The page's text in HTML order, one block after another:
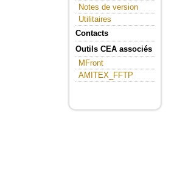
Notes de version
Utilitaires
Contacts
Outils CEA associés
MFront
AMITEX_FFTP